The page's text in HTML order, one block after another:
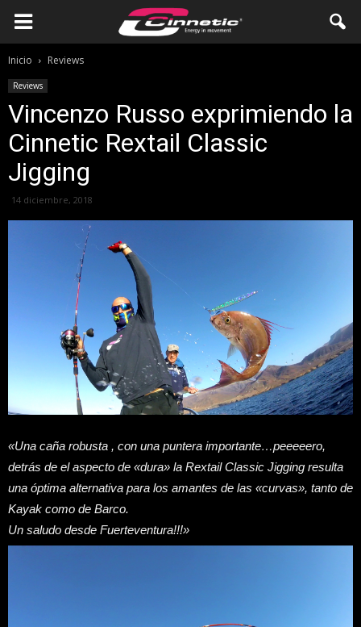
Inicio Reviews
Reviews
Vincenzo Russo exprimiendo la
Cinnetic Rextail Classic
Jigging
14 diciembre, 2018
«Una caña robusta , con una puntera importante…peeeeero,
detrás de el aspecto de «dura» la Rextail Classic Jigging resulta
una óptima alternativa para los amantes de las «curvas», tanto de
Kayak como de Barco.
Un saludo desde Fuerteventura!!!»